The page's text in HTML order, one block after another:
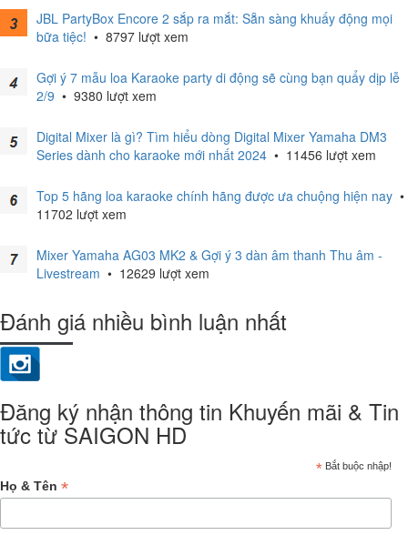
JBL PartyBox Encore 2 sắp ra mắt: Sẵn sàng khuấy động mọi
bữa tiệc! • 8797 lượt xem
Gợi ý 7 mẫu loa Karaoke party di động sẽ cùng bạn quẩy dịp lễ
2/9 • 9380 lượt xem
Digital Mixer là gì? Tìm hiểu dòng Digital Mixer Yamaha DM3
Series dành cho karaoke mới nhất 2024 • 11456 lượt xem
Top 5 hãng loa karaoke chính hãng được ưa chuộng hiện nay •
11702 lượt xem
Mixer Yamaha AG03 MK2 & Gợi ý 3 dàn âm thanh Thu âm -
Livestream • 12629 lượt xem
Đánh giá nhiều bình luận nhất
Đăng ký nhận thông tin Khuyến mãi & Tin
tức từ SAIGON HD
* Bắt buộc nhập!
Họ & Tên *